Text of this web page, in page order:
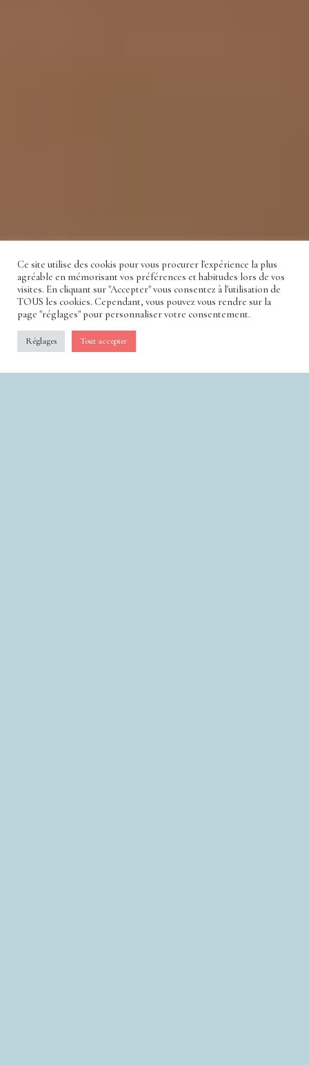
Ce site utilise des cookis pour vous procurer l'expérience la plus
agréable en mémorisant vos préférences et habitudes lors de vos
visites. En cliquant sur "Accepter" vous consentez à l'utilisation de
TOUS les cookies. Cependant, vous pouvez vous rendre sur la
page "réglages" pour personnaliser votre consentement.
Réglages Tout accepter